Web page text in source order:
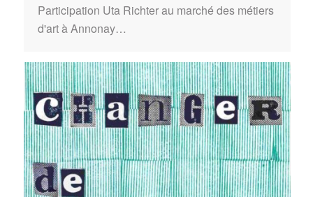
Participation Uta Richter au marché des métiers
d'art à Annonay…